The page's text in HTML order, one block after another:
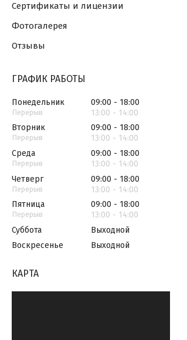
Сертификаты и лицензии
Фотогалерея
Отзывы
ГРАФИК РАБОТЫ
Понедельник 09:00
18:00
13:00
14:00
Вторник
09:00
18:00
13:00
14:00
Среда
09:00
18:00
13:00
14:00
Четверг
09:00
18:00
13:00
14:00
Пятница
09:00
18:00
13:00
14:00
Суббота
Выходной
Воскресенье
Выходной
КАРТА